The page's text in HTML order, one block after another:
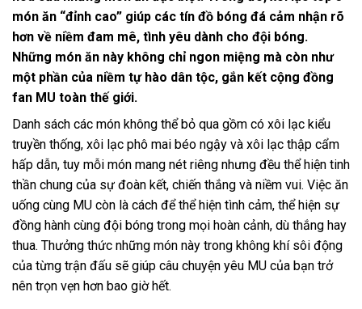
món ăn “đỉnh cao” giúp các tín đồ bóng đá cảm nhận rõ
hơn về niềm đam mê, tình yêu dành cho đội bóng.
Những món ăn này không chỉ ngon miệng mà còn như
một phần của niềm tự hào dân tộc, gắn kết cộng đồng
fan MU toàn thế giới.
Danh sách các món không thể bỏ qua gồm có xôi lạc kiểu
truyền thống, xôi lạc phô mai béo ngậy và xôi lạc thập cẩm
hấp dẫn, tuy mỗi món mang nét riêng nhưng đều thể hiện tinh
thần chung của sự đoàn kết, chiến thắng và niềm vui. Việc ăn
uống cùng MU còn là cách để thể hiện tình cảm, thể hiện sự
đồng hành cùng đội bóng trong mọi hoàn cảnh, dù thắng hay
thua. Thưởng thức những món này trong không khí sôi động
của từng trận đấu sẽ giúp câu chuyện yêu MU của bạn trở
nên trọn vẹn hơn bao giờ hết.